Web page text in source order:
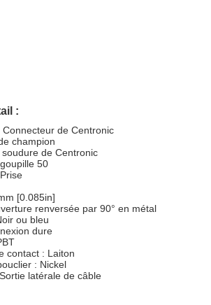
:
de Centronic
champion
de Centronic
50
[0.085in]
renversée par 90° en métal
ou bleu
dure
contact : Laiton
: Nickel
latérale de câble